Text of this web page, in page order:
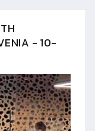
- 10-